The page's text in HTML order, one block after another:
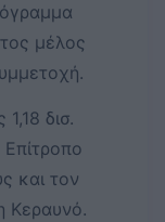
μέλος
δισ.
και τον
Κεραυνό.